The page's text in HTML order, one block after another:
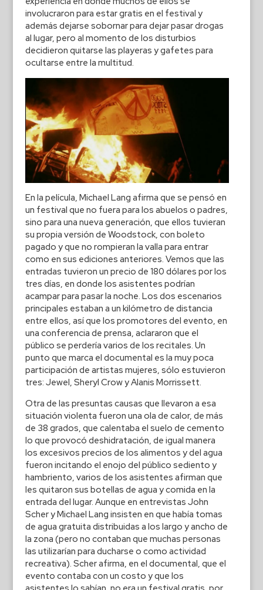
involucraron para estar gratis en el festival y
además dejarse sobornar para dejar pasar drogas
al lugar, pero al momento de los disturbios
decidieron quitarse las playeras y gafetes para
ocultarse entre la multitud.
En la película, Michael Lang afirma que se pensó en
un festival que no fuera para los abuelos o padres,
sino para una nueva generación, que ellos tuvieran
su propia versión de Woodstock, con boleto
pagado y que no rompieran la valla para entrar
como en sus ediciones anteriores. Vemos que las
entradas tuvieron un precio de 180 dólares por los
tres días, en donde los asistentes podrían
acampar para pasar la noche. Los dos escenarios
principales estaban a un kilómetro de distancia
entre ellos, así que los promotores del evento, en
una conferencia de prensa, aclararon que el
público se perdería varios de los recitales. Un
punto que marca el documental es la muy poca
participación de artistas mujeres, sólo estuvieron
tres: Jewel, Sheryl Crow y Alanis Morrissett.
Otra de las presuntas causas que llevaron a esa
situación violenta fueron una ola de calor, de más
de 38 grados, que calentaba el suelo de cemento
lo que provocó deshidratación, de igual manera
los excesivos precios de los alimentos y del agua
fueron incitando el enojo del público sediento y
hambriento, varios de los asistentes afirman que
les quitaron sus botellas de agua y comida en la
entrada del lugar. Aunque en entrevistas John
Scher y Michael Lang insisten en que había tomas
de agua gratuita distribuidas a los largo y ancho de
la zona (pero no contaban que muchas personas
las utilizarían para ducharse o como actividad
recreativa). Scher afirma, en el documental, que el
evento contaba con un costo y que los